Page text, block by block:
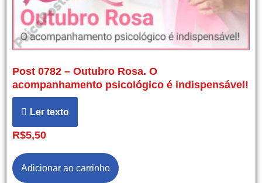
Post 0782 – Outubro Rosa. O
acompanhamento psicológico é indispensável!
Ler texto
R$5,50
Adicionar ao carrinho